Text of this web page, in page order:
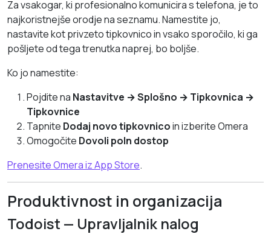
Za vsakogar, ki profesionalno komunicira s telefona, je to
najkoristnejše orodje na seznamu. Namestite jo,
nastavite kot privzeto tipkovnico in vsako sporočilo, ki ga
pošljete od tega trenutka naprej, bo boljše.
Ko jo namestite:
Pojdite na Nastavitve → Splošno → Tipkovnica →
Tipkovnice
Tapnite Dodaj novo tipkovnicoin izberite Omera
Omogočite Dovoli poln dostop
Prenesite Omera iz App Store.
Produktivnost in organizacija
Todoist — Upravljalnik nalog